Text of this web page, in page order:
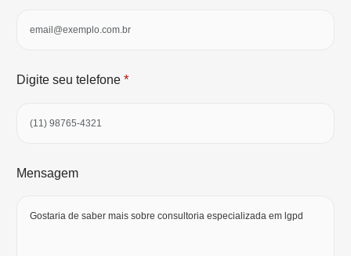
Digite seu telefone *
Mensagem